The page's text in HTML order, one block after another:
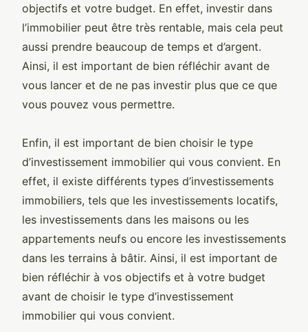
objectifs et votre budget. En effet, investir dans
l’immobilier peut être très rentable, mais cela peut
aussi prendre beaucoup de temps et d’argent.
Ainsi, il est important de bien réfléchir avant de
vous lancer et de ne pas investir plus que ce que
vous pouvez vous permettre.
Enfin, il est important de bien choisir le type
d’investissement immobilier qui vous convient. En
effet, il existe différents types d’investissements
immobiliers, tels que les investissements locatifs,
les investissements dans les maisons ou les
appartements neufs ou encore les investissements
dans les terrains à bâtir. Ainsi, il est important de
bien réfléchir à vos objectifs et à votre budget
avant de choisir le type d’investissement
immobilier qui vous convient.